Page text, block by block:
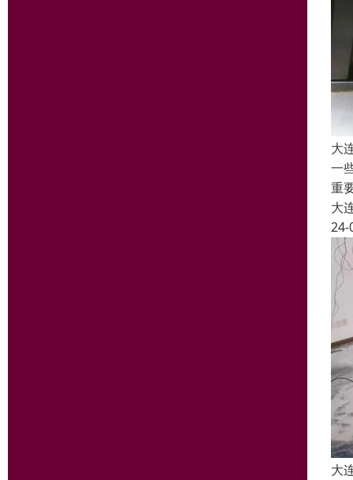
大
一
重
大
24-
大